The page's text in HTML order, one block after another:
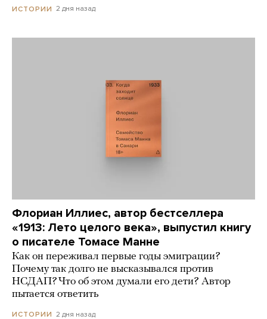
ИСТОРИИ 2 дня назад
Флориан Иллиес, автор бестселлера
«1913: Лето целого века», выпустил книгу
о писателе Томасе Манне
Как он переживал первые годы эмиграции?
Почему так долго не высказывался против
НСДАП? Что об этом думали его дети? Автор
пытается ответить
ИСТОРИИ 2 дня назад